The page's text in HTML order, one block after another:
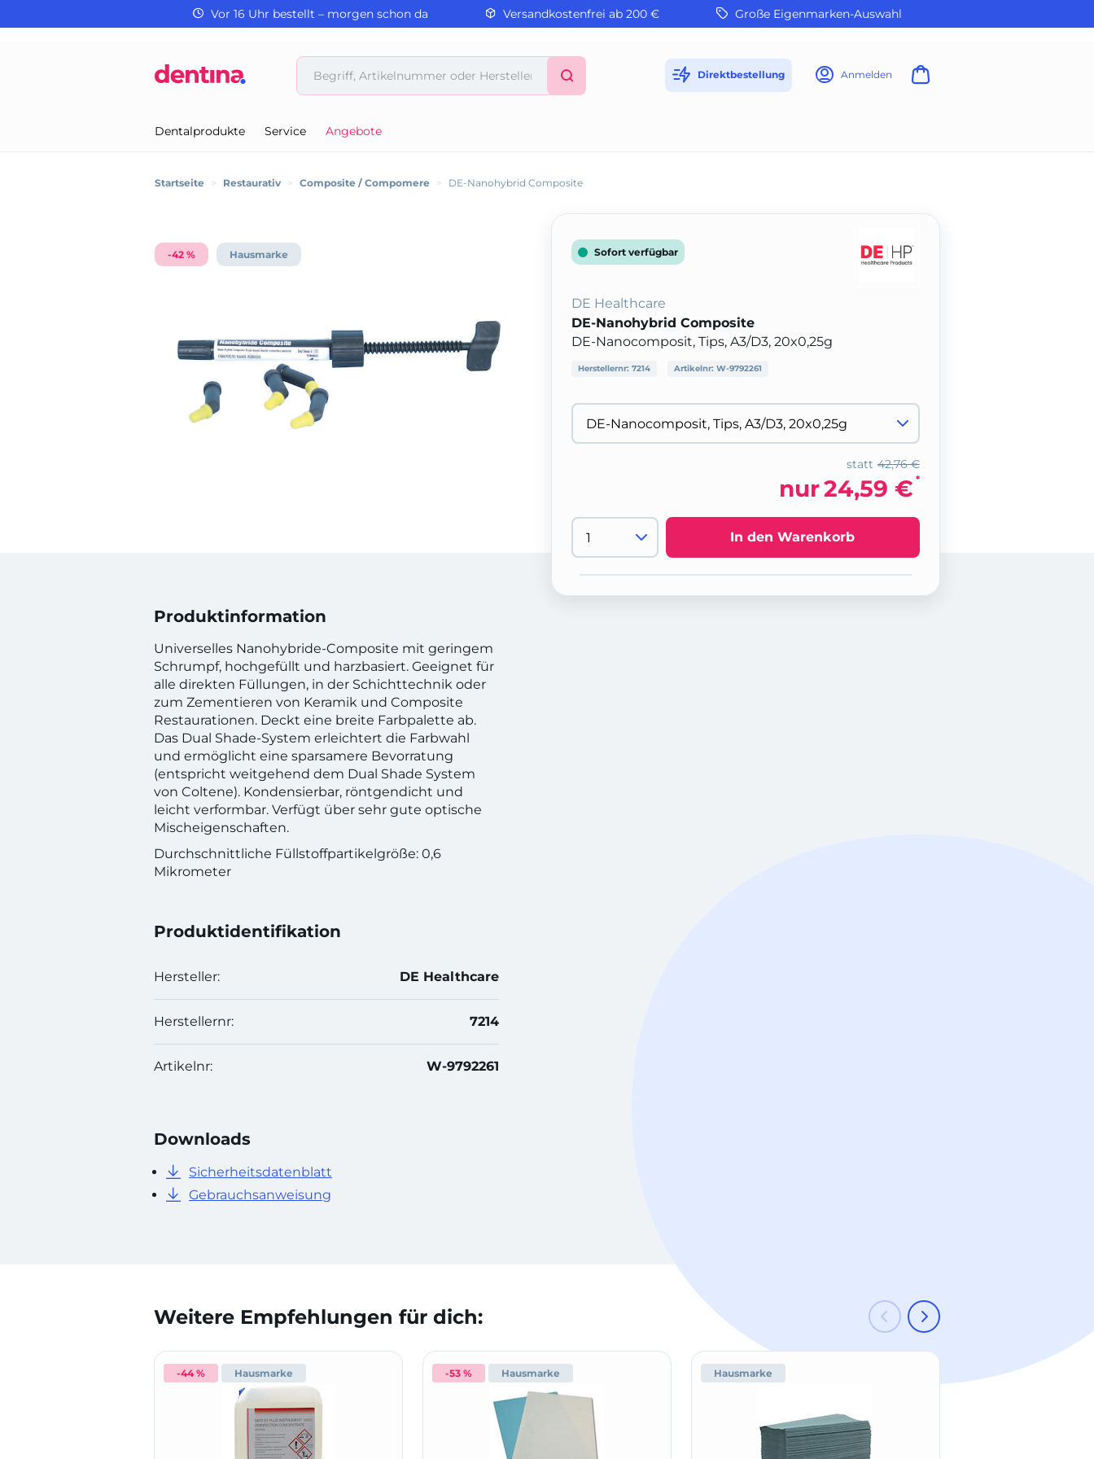
Vor 16 Uhr bestellt – morgen schon da Versandkostenfrei ab 200 € Große Eigenmarken-Auswahl
Direktbestellung Anmelden
Dentalprodukte Service Angebote
Startseite > Restaurativ > Composite / Compomere > DE-Nanohybrid Composite
-42 % Hausmarke
Produktinformation
Universelles Nanohybride-Composite mit geringem
Schrumpf, hochgefüllt und harzbasiert. Geeignet für
alle direkten Füllungen, in der Schichttechnik oder
zum Zementieren von Keramik und Composite
Restaurationen. Deckt eine breite Farbpalette ab.
Das Dual Shade-System erleichtert die Farbwahl
und ermöglicht eine sparsamere Bevorratung
(entspricht weitgehend dem Dual Shade System
von Coltene). Kondensierbar, röntgendicht und
leicht verformbar. Verfügt über sehr gute optische
Mischeigenschaften.
Durchschnittliche Füllstoffpartikelgröße: 0,6
Mikrometer
Produktidentifikation
Hersteller: DE Healthcare
Herstellernr: 7214
Artikelnr: W-9792261
Downloads
Sicherheitsdatenblatt
Gebrauchsanweisung
Sofort verfügbar
DE Healthcare
DE-Nanohybrid Composite
DE-Nanocomposit, Tips, A3/D3, 20x0,25g
Herstellernr: 7214 Artikelnr: W-9792261
42,76 €
statt
nur24,59 € *
In den Warenkorb
Weitere Empfehlungen für dich:
-44 % Hausmarke -53 % Hausmarke Hausmarke -53 %